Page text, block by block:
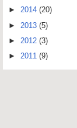
►2014(20)
► 2013(5)
► 2012(3)
►2011(9)